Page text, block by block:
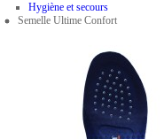
Hygiène et secours
Semelle Ultime Confort